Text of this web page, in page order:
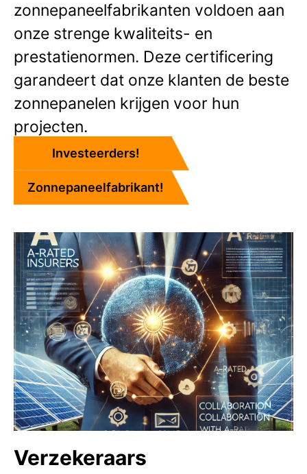
zonnepaneelfabrikanten voldoen aan
onze strenge kwaliteits- en
prestatienormen. Deze certificering
garandeert dat onze klanten de beste
zonnepanelen krijgen voor hun
projecten.
Investeerders!
Zonnepaneelfabrikant!
Verzekeraars